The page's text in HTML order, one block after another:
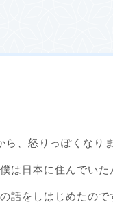
、怒りっぽくなりま
は日本に住んでいた
話をしはじめたので